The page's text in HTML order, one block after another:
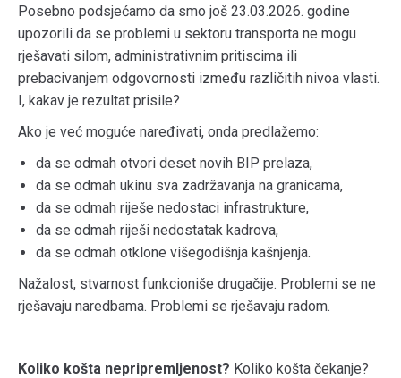
Posebno podsjećamo da smo još 23.03.2026. godine
upozorili da se problemi u sektoru transporta ne mogu
rješavati silom, administrativnim pritiscima ili
prebacivanjem odgovornosti između različitih nivoa vlasti.
I, kakav je rezultat prisile?
Ako je već moguće naređivati, onda predlažemo:
da se odmah otvori deset novih BIP prelaza,
da se odmah ukinu sva zadržavanja na granicama,
da se odmah riješe nedostaci infrastrukture,
da se odmah riješi nedostatak kadrova,
da se odmah otklone višegodišnja kašnjenja.
Nažalost, stvarnost funkcioniše drugačije. Problemi se ne
rješavaju naredbama. Problemi se rješavaju radom.
Koliko košta nepripremljenost? Koliko košta čekanje?